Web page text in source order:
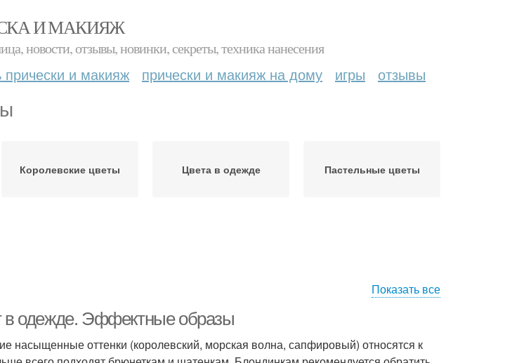
И МАКИЯЖ
новости, отзывы, новинки, секреты, техника нанесения
прически и макияж прически и макияж на дому игры отзывы
Королевские цветы Цвета в одежде Пастельные цветы
Показать все
в одежде. Эффектные образы
насыщенные оттенки (королевский, морская волна, сапфировый) относятся к